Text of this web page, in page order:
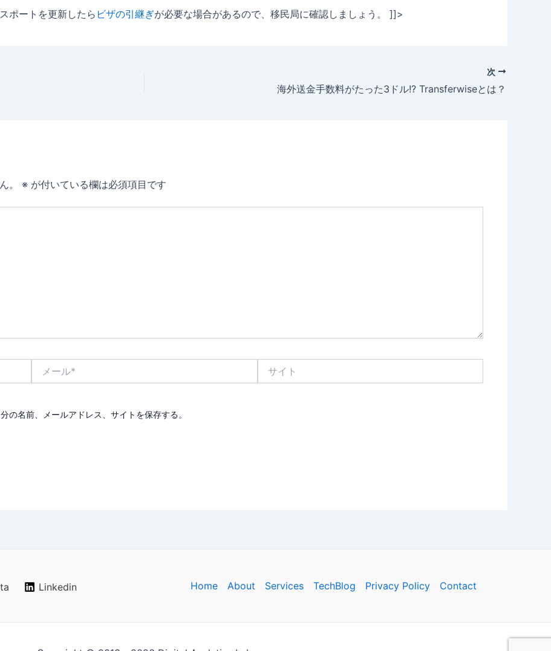
ポートを更新したら ビザの引継ぎが必要な場合があるので、移民局に確認しましょう。 ]]>
次
海外送金手数料がたった3ドル!? Transferwiseとは？
。 ※ が付いている欄は必須項目です
の名前、メールアドレス、サイトを保存する。
Linkedin Home About Services TechBlog Privacy Policy Contact